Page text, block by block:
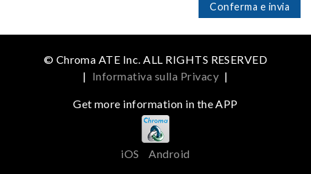
Conferma e invia
© Chroma ATE Inc. ALL RIGHTS RESERVED
| Informativa sulla Privacy |
Get more information in the APP
iOS Android